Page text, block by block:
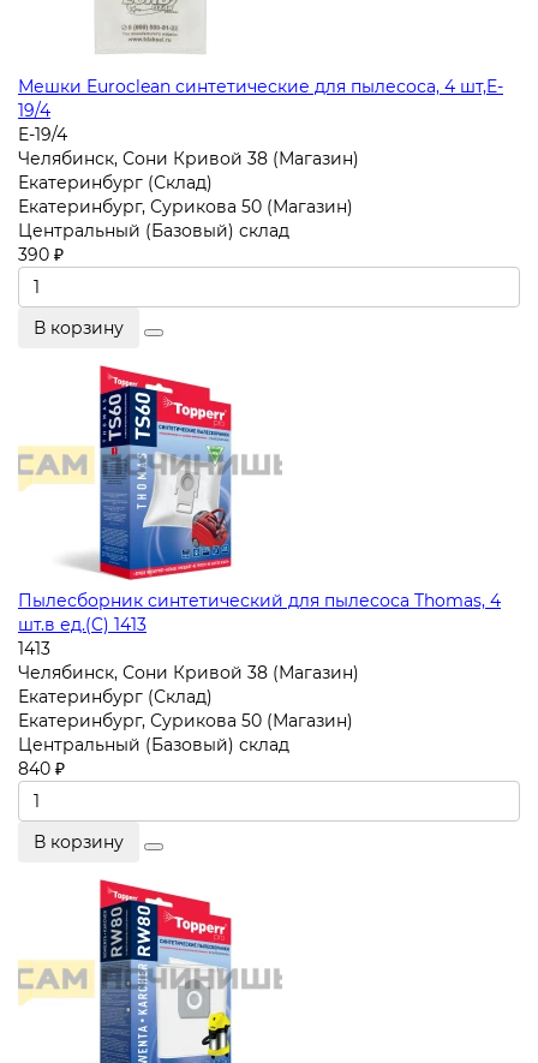
Мешки Euroclean синтетические для пылесоса, 4 шт,E-
19/4
E-19/4
Челябинск, Сони Кривой 38 (Магазин)
Екатеринбург (Склад)
Екатеринбург, Сурикова 50 (Магазин)
Центральный (Базовый) склад
390 ₽
В корзину
Пылесборник синтетический для пылесоса Thomas, 4
шт.в ед.(C) 1413
1413
Челябинск, Сони Кривой 38 (Магазин)
Екатеринбург (Склад)
Екатеринбург, Сурикова 50 (Магазин)
Центральный (Базовый) склад
840 ₽
В корзину